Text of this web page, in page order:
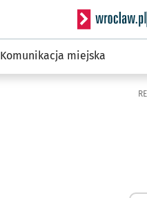
Serwis
Komunikacja miejska